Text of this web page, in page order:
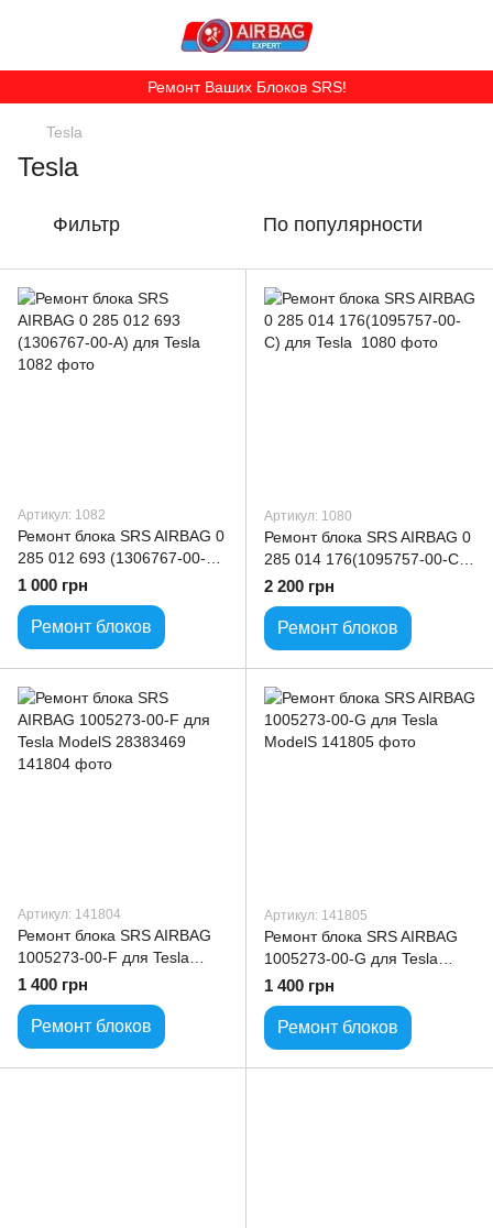
Ремонт Ваших Блоков SRS!
Tesla
Tesla
Фильтр По популярности
Артикул: 1082
Ремонт блока SRS AIRBAG 0
285 012 693 (1306767-00-A)
для Tesla
1 000 грн
Ремонт блоков
Артикул: 1080
Ремонт блока SRS AIRBAG 0
285 014 176(1095757-00-C)
для Tesla
2 200 грн
Ремонт блоков
Артикул: 141804
Ремонт блока SRS AIRBAG
1005273-00-F для Tesla
ModelS 28383469
1 400 грн
Ремонт блоков
Артикул: 141805
Ремонт блока SRS AIRBAG
1005273-00-G для Tesla
ModelS
1 400 грн
Ремонт блоков